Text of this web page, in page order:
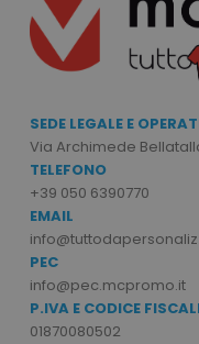
SEDE LEGALE E
Via Archimede
TELEFONO
+39 050 6390770
EMAIL
PEC
info@pec.mcpromo.it
P.IVA E CODICE
01870080502
funzionalità
l'accesso
necessari.
utm_source